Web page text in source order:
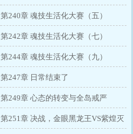
第240章 魂技生活化大赛（五）
第242章 魂技生活化大赛（七）
第244章 魂技生活化大赛（九）
第247章 日常结束了
第249章 心态的转变与全岛戒严
第251章 决战，金眼黑龙王VS紫煌灭